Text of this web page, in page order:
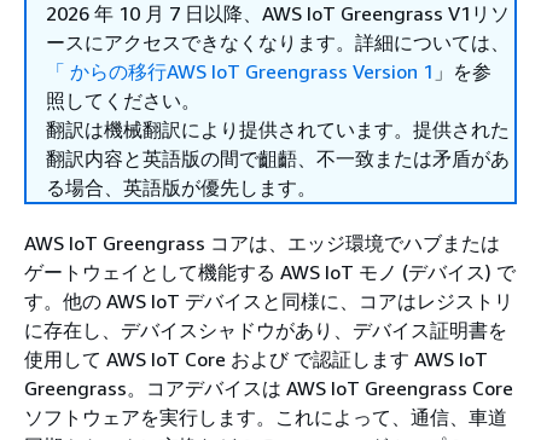
2026 年 10 月 7 日以降、AWS IoT Greengrass V1リソ
ースにアクセスできなくなります。詳細については、
「 からの移行AWS IoT Greengrass Version 1 」を参
照してください。
翻訳は機械翻訳により提供されています。提供された
翻訳内容と英語版の間で齟齬、不一致または矛盾があ
る場合、英語版が優先します。
AWS IoT Greengrass コアは、エッジ環境でハブまたは
ゲートウェイとして機能する AWS IoT モノ (デバイス) で
す。他の AWS IoT デバイスと同様に、コアはレジストリ
に存在し、デバイスシャドウがあり、デバイス証明書を
使用して AWS IoT Core および で認証します AWS IoT
Greengrass。コアデバイスは AWS IoT Greengrass Core
ソフトウェアを実行します。これによって、通信、車道